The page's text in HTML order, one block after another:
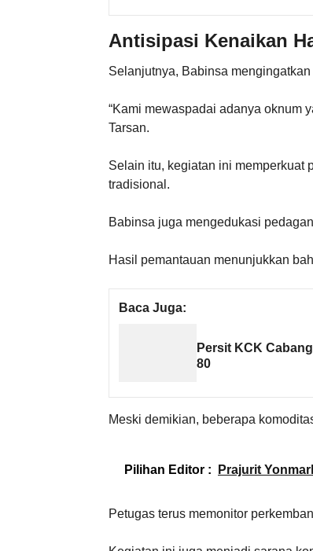
Antisipasi Kenaikan
Selanjutnya, Babinsa
“Kami mewaspadai adanya oknum
Tarsan.
Selain itu, kegiatan ini memperkuat
tradisional.
Babinsa juga mengedukasi
Hasil pemantauan menunjukkan
Baca Juga:
Persit KCK
80
Meski demikian, beberapa
Pilihan Editor : Prajurit
Petugas terus memonitor